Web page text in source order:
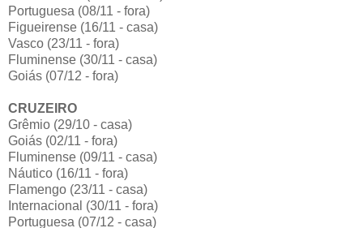
Portuguesa (08/11 - fora)
Figueirense (16/11 - casa)
Vasco (23/11 - fora)
Fluminense (30/11 - casa)
Goiás (07/12 - fora)
CRUZEIRO
Grêmio (29/10 - casa)
Goiás (02/11 - fora)
Fluminense (09/11 - casa)
Náutico (16/11 - fora)
Flamengo (23/11 - casa)
Internacional (30/11 - fora)
Portuguesa (07/12 - casa)